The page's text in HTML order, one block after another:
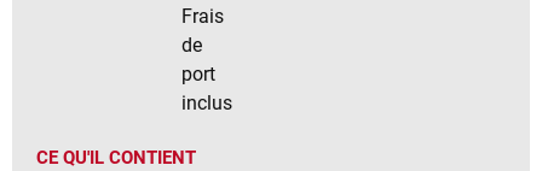
Frais
de
port
inclus
CE QU'IL CONTIENT